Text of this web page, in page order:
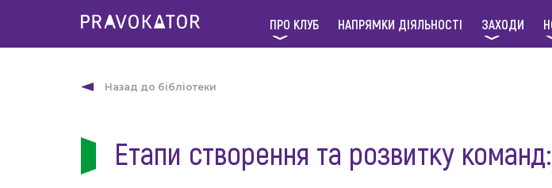
ПРО КЛУБ НАПРЯМКИ ДІЯЛЬНОСТІ ЗАХОДИ
Назад до бібліотеки
Етапи створення та розвитку